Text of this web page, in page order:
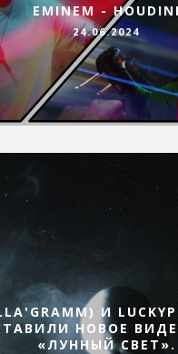
EMINEM - HOUDINI
24.06.2024
И
НОВОЕ
«ЛУННЫЙ СВЕТ».